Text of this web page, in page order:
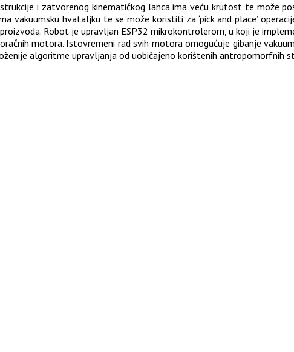
i zatvorenog kinematičkog lanca ima veću krutost te može
hvataljku te se može koristiti za ‘pick and place’
Robot je upravljan ESP32 mikrokontrolerom, u koji je
motora. Istovremeni rad svih motora omogućuje gibanje
algoritme upravljanja od uobičajeno korištenih antropomorfnih